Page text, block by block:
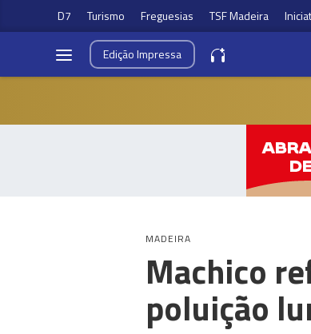
D7 Turismo Freguesias TSF Madeira
EdiçãoImpressa
MADEIRA
Machico
poluição